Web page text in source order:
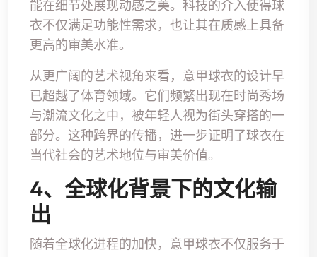
能在细节处展现动感之美。科技的介入使得球
衣不仅满足功能性需求，也让其在质感上具备
更高的审美水准。
从更广阔的艺术视角来看，意甲球衣的设计早
已超越了体育领域。它们频繁出现在时尚秀场
与潮流文化之中，被年轻人视为街头穿搭的一
部分。这种跨界的传播，进一步证明了球衣在
当代社会的艺术地位与审美价值。
4、全球化背景下的文化输
出
随着全球化进程的加快，意甲球衣不仅服务于